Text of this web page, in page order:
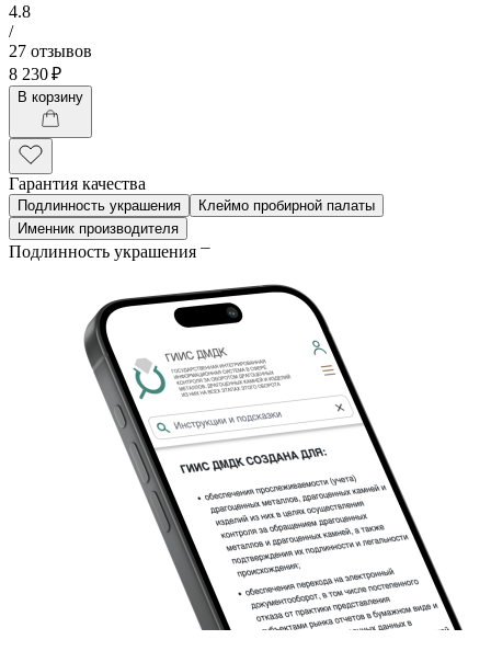
4.8
/
27 отзывов
8 230 ₽
В корзину
Гарантия качества
Подлинность украшения
Клеймо пробирной палаты
Именник производителя
Подлинность украшения